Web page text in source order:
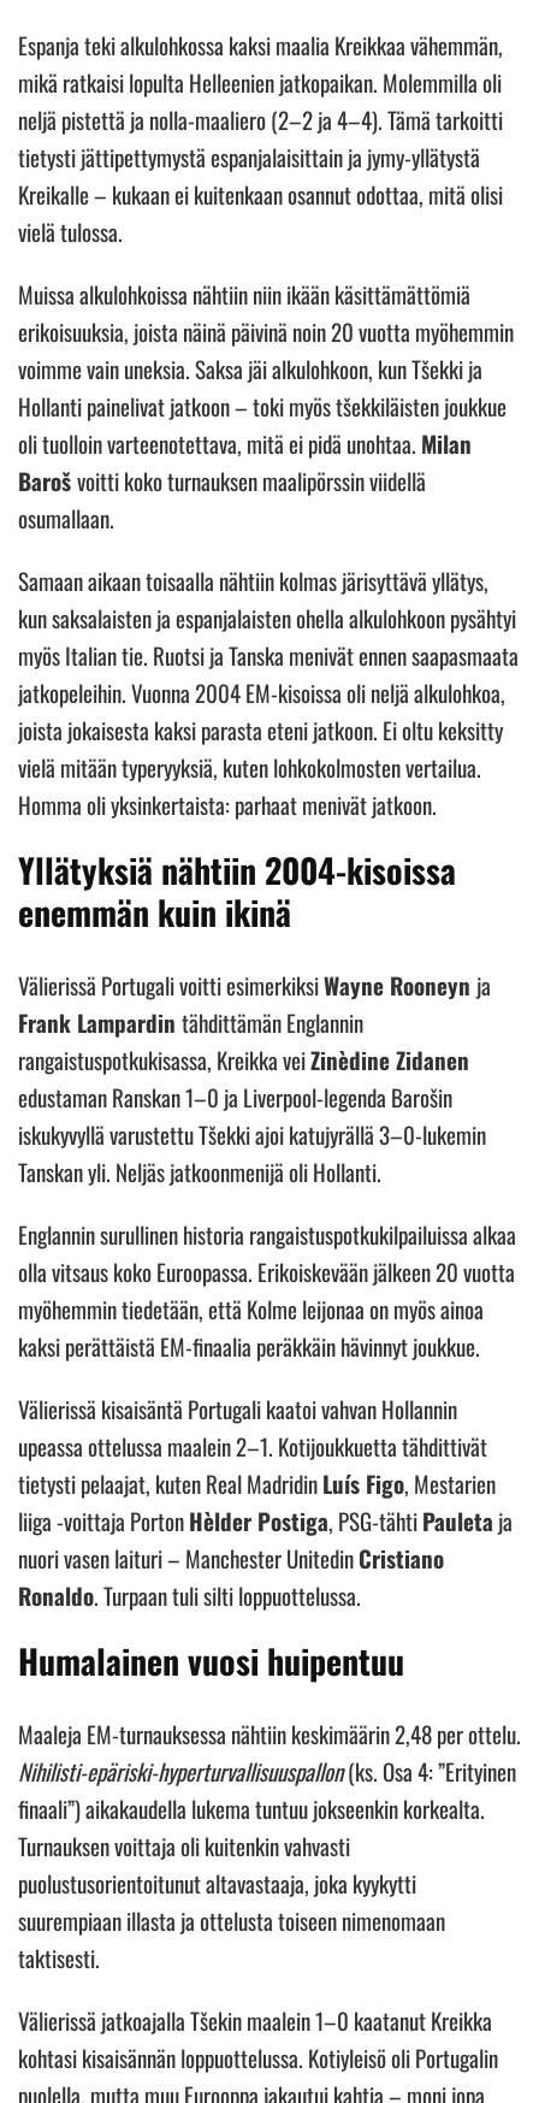
Espanja teki alkulohkossa kaksi maalia Kreikkaa vähemmän,
mikä ratkaisi lopulta Helleenien jatkopaikan. Molemmilla oli
neljä pistettä ja nolla-maaliero (2–2 ja 4–4). Tämä tarkoitti
tietysti jättipettymystä espanjalaisittain ja jymy-yllätystä
Kreikalle – kukaan ei kuitenkaan osannut odottaa, mitä olisi
vielä tulossa.
Muissa alkulohkoissa nähtiin niin ikään käsittämättömiä
erikoisuuksia, joista näinä päivinä noin 20 vuotta myöhemmin
voimme vain uneksia. Saksa jäi alkulohkoon, kun Tšekki ja
Hollanti painelivat jatkoon – toki myös tšekkiläisten joukkue
oli tuolloin varteenotettava, mitä ei pidä unohtaa. Milan
Barošvoitti koko turnauksen maalipörssin viidellä
osumallaan.
Samaan aikaan toisaalla nähtiin kolmas järisyttävä yllätys,
kun saksalaisten ja espanjalaisten ohella alkulohkoon pysähtyi
myös Italian tie. Ruotsi ja Tanska menivät ennen saapasmaata
jatkopeleihin. Vuonna 2004 EM-kisoissa oli neljä alkulohkoa,
joista jokaisesta kaksi parasta eteni jatkoon. Ei oltu keksitty
vielä mitään typeryyksiä, kuten lohkokolmosten vertailua.
Homma oli yksinkertaista: parhaat menivät jatkoon.
Yllätyksiä nähtiin 2004-kisoissa
enemmän kuin ikinä
Välierissä Portugali voitti esimerkiksiWayne Rooneyn ja
Frank Lampardin tähdittämän Englannin
rangaistuspotkukisassa, Kreikka veiZinèdine Zidanen
edustaman Ranskan 1–0 ja Liverpool-legenda Barošin
iskukyvyllä varustettu Tšekki ajoi katujyrällä 3–0-lukemin
Tanskan yli. Neljäs jatkoonmenijä oli Hollanti.
Englannin surullinen historia rangaistuspotkukilpailuissa alkaa
olla vitsaus koko Euroopassa. Erikoiskevään jälkeen 20 vuotta
myöhemmin tiedetään, että Kolme leijonaa on myös ainoa
kaksi perättäistä EM-finaalia peräkkäin hävinnyt joukkue.
Välierissä kisaisäntä Portugali kaatoi vahvan Hollannin
upeassa ottelussa maalein 2–1. Kotijoukkuetta tähdittivät
tietysti pelaajat, kuten Real MadridinLuís Figo, Mestarien
liiga -voittaja PortonHèlder Postiga, PSG-tähtiPauleta ja
nuori vasen laituri – Manchester UnitedinCristiano
Ronaldo. Turpaan tuli silti loppuottelussa.
Humalainen vuosi huipentuu
Maaleja EM-turnauksessa nähtiin keskimäärin 2,48 per ottelu.
Nihilisti-epäriski-hyperturvallisuuspallon(ks. Osa 4: ”Erityinen
finaali”) aikakaudella lukema tuntuu jokseenkin korkealta.
Turnauksen voittaja oli kuitenkin vahvasti
puolustusorientoitunut altavastaaja, joka kyykytti
suurempiaan illasta ja ottelusta toiseen nimenomaan
taktisesti.
Välierissä jatkoajalla Tšekin maalein 1–0 kaatanut Kreikka
kohtasi kisaisännän loppuottelussa. Kotiyleisö oli Portugalin
puolella, mutta muu Eurooppa jakautui kahtia – moni jopa